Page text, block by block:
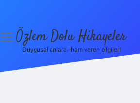
menüyüÖzlem Dolu Hikayeler
Duygusal anlara ilham veren bilgiler!